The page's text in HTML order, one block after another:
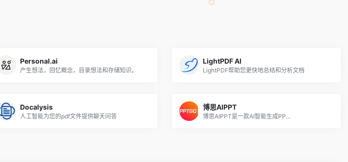
Personal.ai
产生想法，回忆概念，目录想法和存储知识。
LightPDF AI
LightPDF帮助您更快地总结和分析文档
Docalysis
人工智能为您的pdf文件提供聊天问答
博思AIPPT
博思AIPPT是一款AI智能生成PP...